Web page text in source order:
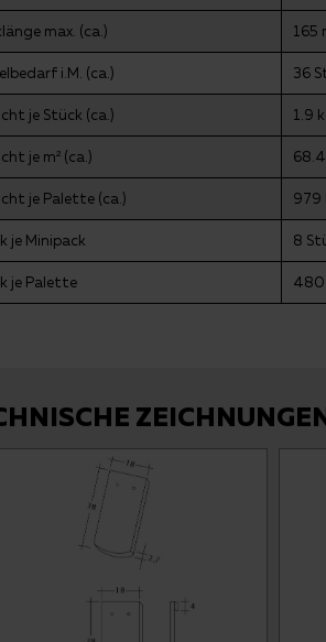
max. (ca.) 165
i.M. (ca.) 36
je Stück (ca.) 1.9
je m² (ca.)
je Palette (ca.) 979
je Minipack 8
je Palette 480